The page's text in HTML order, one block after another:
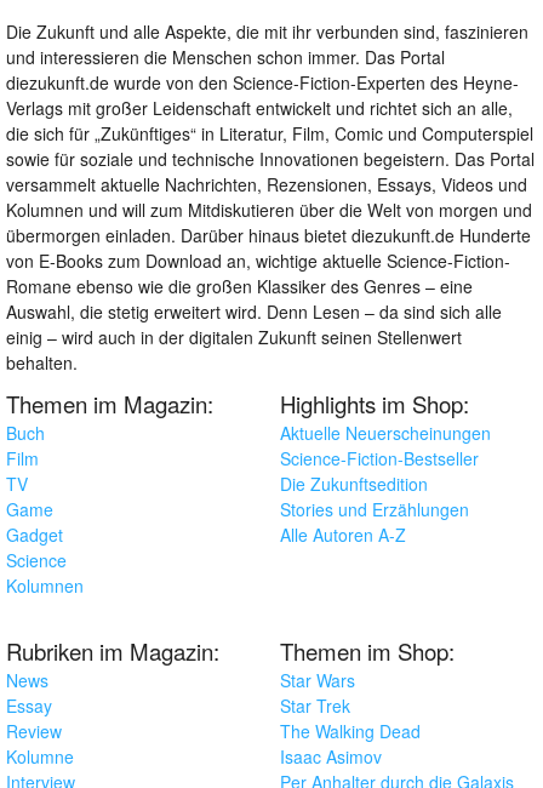
Die Zukunft und alle Aspekte, die mit ihr verbunden sind, faszinieren
und interessieren die Menschen schon immer. Das Portal
diezukunft.de wurde von den Science-Fiction-Experten des Heyne-
Verlags mit großer Leidenschaft entwickelt und richtet sich an alle,
die sich für „Zukünftiges“ in Literatur, Film, Comic und Computerspiel
sowie für soziale und technische Innovationen begeistern. Das Portal
versammelt aktuelle Nachrichten, Rezensionen, Essays, Videos und
Kolumnen und will zum Mitdiskutieren über die Welt von morgen und
übermorgen einladen. Darüber hinaus bietet diezukunft.de Hunderte
von E-Books zum Download an, wichtige aktuelle Science-Fiction-
Romane ebenso wie die großen Klassiker des Genres – eine
Auswahl, die stetig erweitert wird. Denn Lesen – da sind sich alle
einig – wird auch in der digitalen Zukunft seinen Stellenwert
behalten.
Themen im Magazin:
Buch
Film
TV
Game
Gadget
Science
Kolumnen
Highlights im Shop:
Aktuelle Neuerscheinungen
Science-Fiction-Bestseller
Die Zukunftsedition
Stories und Erzählungen
Alle Autoren A-Z
Rubriken im Magazin:
News
Essay
Review
Kolumne
Interview
Themen im Shop:
Star Wars
Star Trek
The Walking Dead
Isaac Asimov
Per Anhalter durch die Galaxis